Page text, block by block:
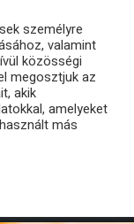
személyre
valamint
közösségi
megosztjuk az
akik
amelyeket
más